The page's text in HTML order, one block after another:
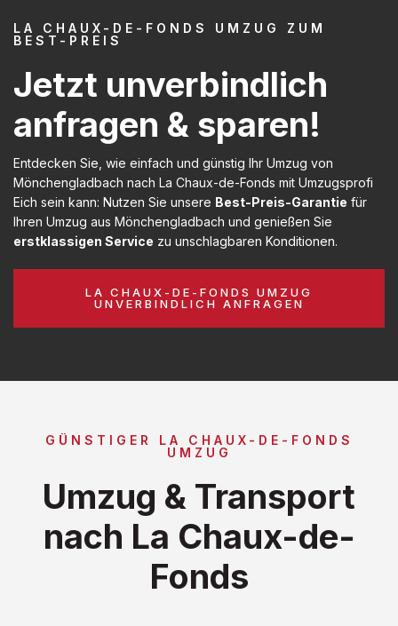
LA CHAUX-DE-FONDS UMZUG ZUM
BEST-PREIS
Jetzt unverbindlich
anfragen & sparen!
Entdecken Sie, wie einfach und günstig Ihr Umzug von
Mönchengladbach nach La Chaux-de-Fonds mit Umzugsprofi
Eich sein kann: Nutzen Sie unsere Best-Preis-Garantie für
Ihren Umzug aus Mönchengladbach und genießen Sie
erstklassigen Service zu unschlagbaren Konditionen.
LA CHAUX-DE-FONDS UMZUG
UNVERBINDLICH ANFRAGEN
GÜNSTIGER LA CHAUX-DE-FONDS
UMZUG
Umzug & Transport
nach La Chaux-de-
Fonds